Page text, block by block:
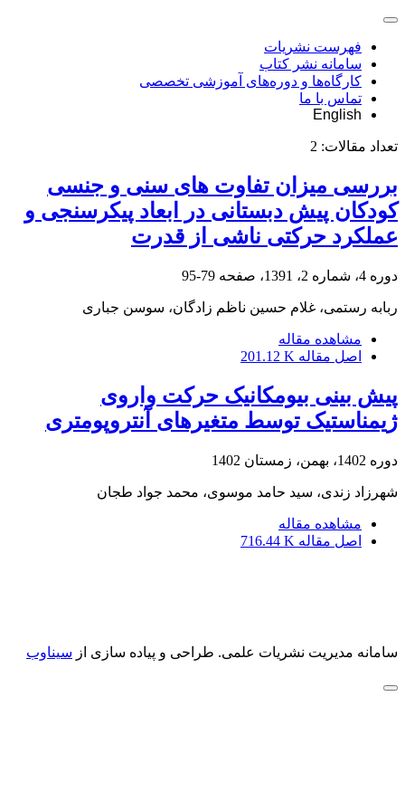
فهرست نشریات
سامانه نشر کتاب
کارگاه‌ها و دوره‌های آموزشی تخصصی
تماس با ما
English
تعداد مقالات: 2
بررسی میزان تفاوت های سنی و جنسی
کودکان پیش دبستانی در ابعاد پیکرسنجی و
عملکرد حرکتی ناشی از قدرت
دوره 4، شماره 2، 1391، صفحه 79-95
ربابه رستمی، غلام حسین ناظم زادگان، سوسن جباری
مشاهده مقاله
اصل مقاله 201.12 K
پیش بینی بیومکانیک حرکت واروی
ژیمناستیک توسط متغیرهای آنتروپومتری
دوره 1402، بهمن، زمستان 1402
شهرزاد زندی، سید حامد موسوی، محمد جواد طجان
مشاهده مقاله
اصل مقاله 716.44 K
سامانه مدیریت نشریات علمی. طراحی و پیاده سازی از سیناوب